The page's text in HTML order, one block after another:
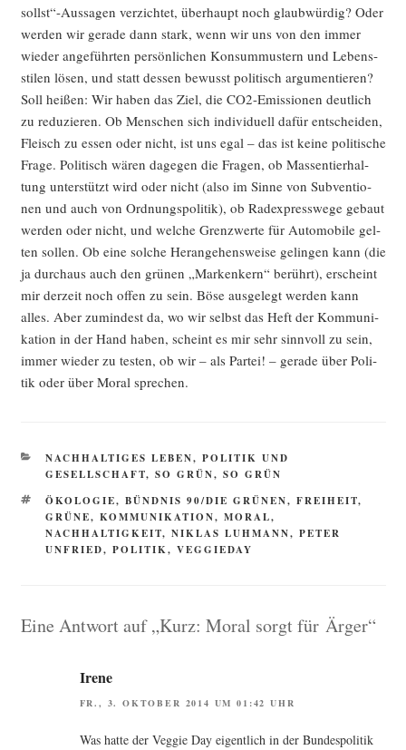
sollst“-Aussagen ver­zich­tet, über­haupt noch glaub­wür­dig? Oder
wer­den wir gera­de dann stark, wenn wir uns von den immer
wie­der ange­führ­ten per­sön­li­chen Kon­sum­mus­tern und Lebens­
sti­len lösen, und statt des­sen bewusst poli­tisch argu­men­tie­ren?
Soll hei­ßen: Wir haben das Ziel, die CO2-Emis­sio­nen deut­lich
zu redu­zie­ren. Ob Men­schen sich indi­vi­du­ell dafür ent­schei­den,
Fleisch zu essen oder nicht, ist uns egal – das ist kei­ne poli­ti­sche
Fra­ge. Poli­tisch wären dage­gen die Fra­gen, ob Mas­sen­tier­hal­
tung unter­stützt wird oder nicht (also im Sin­ne von Sub­ven­tio­
nen und auch von Ord­nungs­po­li­tik), ob Rad­ex­press­we­ge gebaut
wer­den oder nicht, und wel­che Grenz­wer­te für Auto­mo­bi­le gel­
ten sol­len. Ob eine sol­che Her­an­ge­hens­wei­se gelin­gen kann (die
ja durch­aus auch den grü­nen „Mar­ken­kern“ berührt), erscheint
mir der­zeit noch offen zu sein. Böse aus­ge­legt wer­den kann
alles. Aber zumin­dest da, wo wir selbst das Heft der Kom­mu­ni­
ka­ti­on in der Hand haben, scheint es mir sehr sinn­voll zu sein,
immer wie­der zu tes­ten, ob wir – als Par­tei! – gera­de über Poli­
tik oder über Moral sprechen.
KATEGORIEN
NACHHALTIGES LEBEN, POLITIK UND
GESELLSCHAFT, SO GRÜN, SO GRÜN
SCHLAGWÖRTER
ÖKOLOGIE, BÜNDNIS 90/DIE GRÜNEN, FREIHEIT,
GRÜNE, KOMMUNIKATION, MORAL,
NACHHALTIGKEIT, NIKLAS LUHMANN, PETER
UNFRIED, POLITIK, VEGGIEDAY
Eine Antwort auf „Kurz: Moral sorgt für Ärger“
Irene
FR., 3. OKTOBER 2014 UM 01:42 UHR
Was hat­te der Veggie Day eigent­lich in der Bun­des­po­li­tik